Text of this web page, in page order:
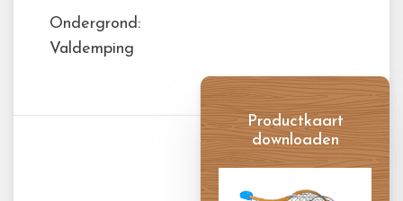
Ondergrond:
Valdemping
Productkaart
downloaden